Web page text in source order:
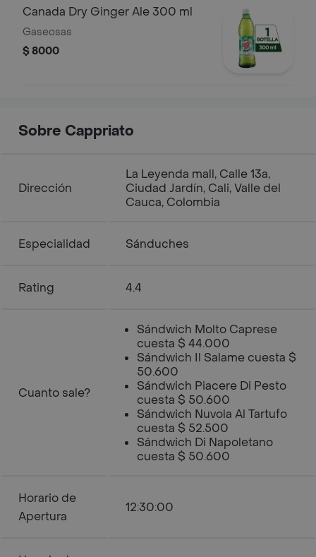
Canada Dry Ginger Ale 300 ml
Gaseosas
$ 8000
Sobre Cappriato
Dirección
La Leyenda mall, Calle 13a,
Ciudad Jardín, Cali, Valle del
Cauca, Colombia
Especialidad Sánduches
Rating 4.4
Cuanto sale?
Sándwich Molto Caprese
cuesta $ 44.000
Sándwich Il Salame cuesta $
50.600
Sándwich Piacere Di Pesto
cuesta $ 50.600
Sándwich Nuvola Al Tartufo
cuesta $ 52.500
Sándwich Di Napoletano
cuesta $ 50.600
Horario de
Apertura
12:30:00